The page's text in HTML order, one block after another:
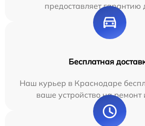
предоставляет гарантию
Бесплатная
Наш курьер в Краснодаре
ваше устройство на ремонт